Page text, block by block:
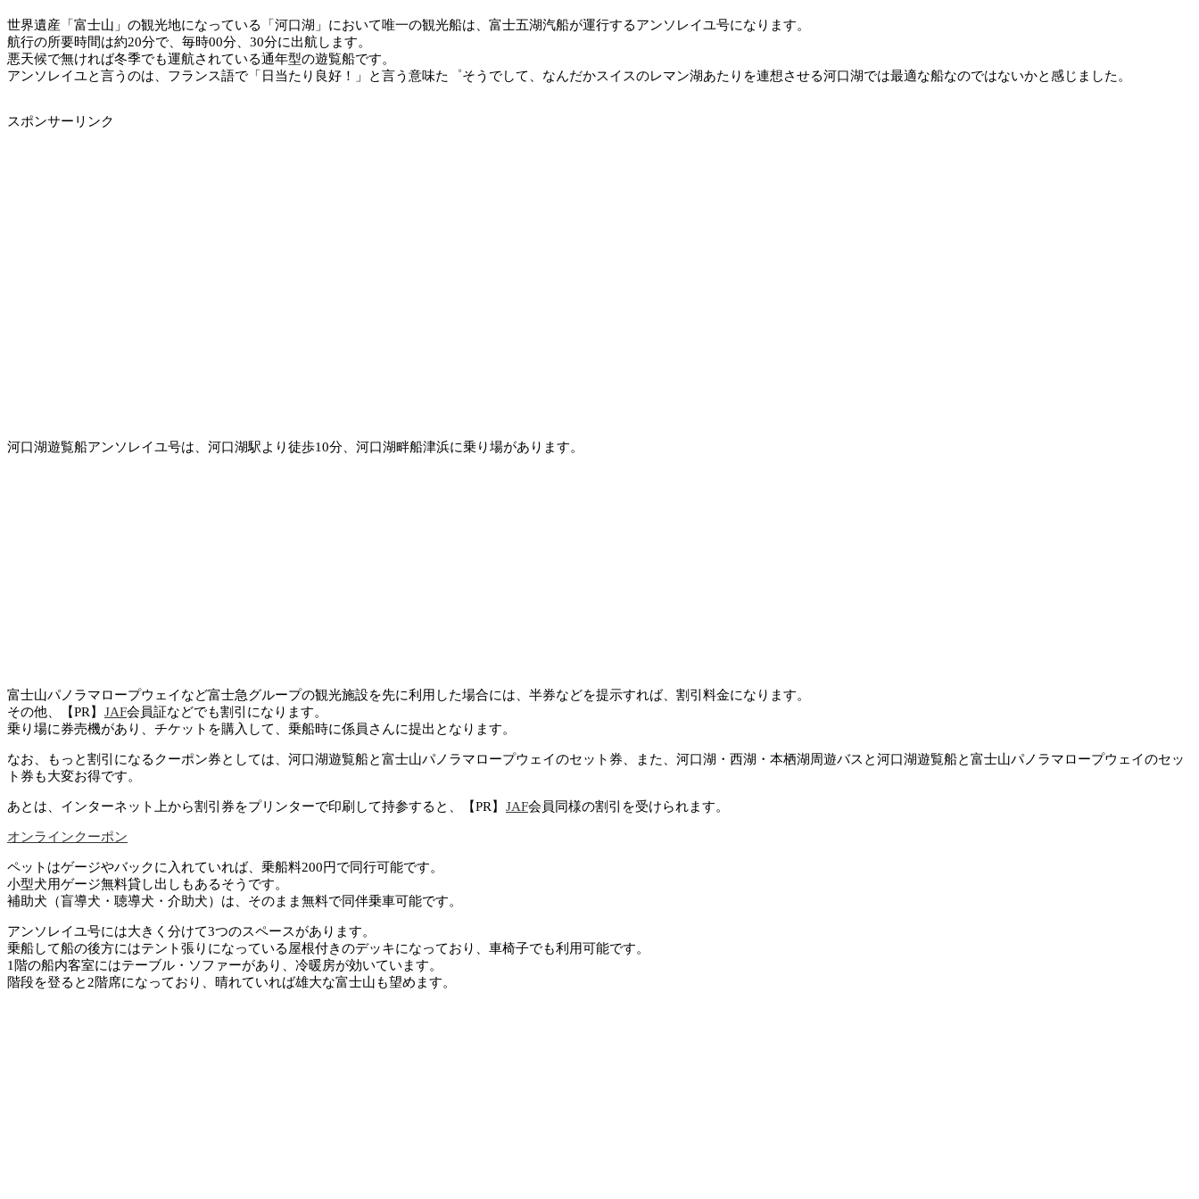
世界遺産「富士山」の観光地になっている「河口湖」において唯一の観光船は、富士五湖汽船が運行するアンソレイユ号になります。
航行の所要時間は約20分で、毎時00分、30分に出航します。
悪天候で無ければ冬季でも運航されている通年型の遊覧船です。
アンソレイユと言うのは、フランス語で「日当たり良好！」と言う意味た゜そうでして、なんだかスイスのレマン湖あたりを連想させる河口湖では最適な船なのではないかと感じました。
スポンサーリンク
河口湖遊覧船アンソレイユ号は、河口湖駅より徒歩10分、河口湖畔船津浜に乗り場があります。
富士山パノラマロープウェイなど富士急グループの観光施設を先に利用した場合には、半券などを提示すれば、割引料金になります。
その他、【PR】 JAF会員証などでも割引になります。
乗り場に券売機があり、チケットを購入して、乗船時に係員さんに提出となります。
なお、もっと割引になるクーポン券としては、河口湖遊覧船と富士山パノラマロープウェイのセット券、また、河口湖・西湖・本栖湖周遊バスと河口湖遊覧船と富士山パノラマロープウェイのセッ
ト券も大変お得です。
あとは、インターネット上から割引券をプリンターで印刷して持参すると、【PR】 JAF会員同様の割引を受けられます。
オンラインクーポン
ペットはゲージやバックに入れていれば、乗船料200円で同行可能です。
小型犬用ゲージ無料貸し出しもあるそうです。
補助犬（盲導犬・聴導犬・介助犬）は、そのまま無料で同伴乗車可能です。
アンソレイユ号には大きく分けて3つのスペースがあります。
乗船して船の後方にはテント張りになっている屋根付きのデッキになっており、車椅子でも利用可能です。
1階の船内客室にはテーブル・ソファーがあり、冷暖房が効いています。
階段を登ると2階席になっており、晴れていれば雄大な富士山も望めます。